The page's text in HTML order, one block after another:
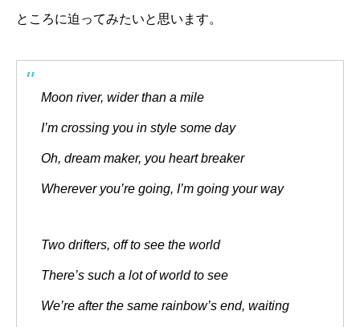
ところに迫ってみたいと思います。
Moon river, wider than a mile
I’m crossing you in style some day
Oh, dream maker, you heart breaker
Wherever you’re going, I’m going your way
Two drifters, off to see the world
There’s such a lot of world to see
We’re after the same rainbow’s end, waiting